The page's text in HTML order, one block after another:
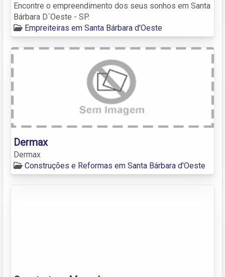
Encontre o empreendimento dos seus sonhos em Santa
Bárbara D´Oeste - SP.
Empreiteiras em Santa Bárbara d'Oeste
Dermax
Dermax
Construções e Reformas em Santa Bárbara d'Oeste